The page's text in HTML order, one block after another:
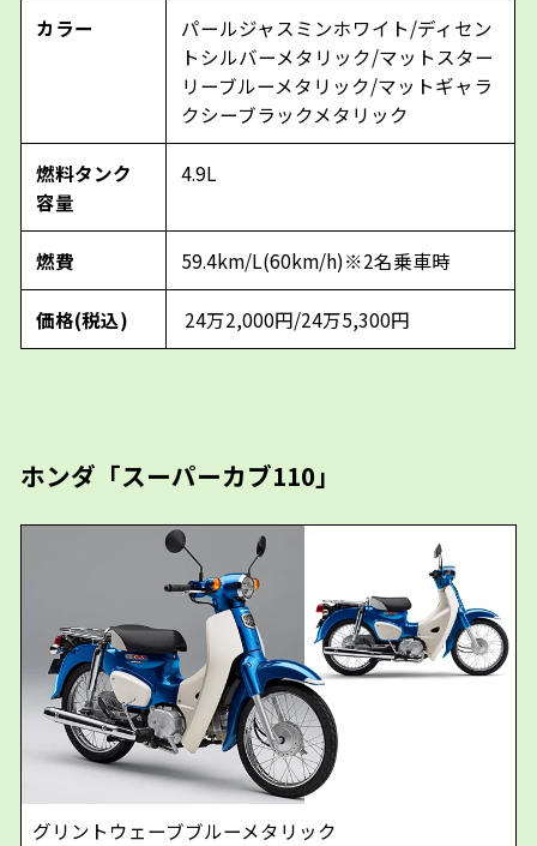
カラー
パールジャスミンホワイト/ディセン
トシルバーメタリック/マットスター
リーブルーメタリック/マットギャラ
クシーブラックメタリック
燃料タンク
容量
4.9L
燃費 59.4km/L(60km/h)※2名乗車時
価格(税込) 24万2,000円/24万5,300円
ホンダ「スーパーカブ110」
グリントウェーブブルーメタリック